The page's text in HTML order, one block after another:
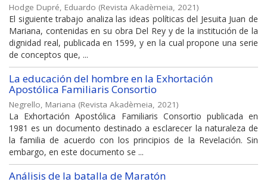
Hodge Dupré, Eduardo (Revista Akadèmeia, 2021)
El siguiente trabajo analiza las ideas políticas del Jesuita Juan de
Mariana, contenidas en su obra Del Rey y de la institución de la
dignidad real, publicada en 1599, y en la cual propone una serie
de conceptos que, ...
La educación del hombre en la Exhortación
Apostólica Familiaris Consortio
Negrello, Mariana (Revista Akadèmeia, 2021)
La Exhortación Apostólica Familiaris Consortio publicada en
1981 es un documento destinado a esclarecer la naturaleza de
la familia de acuerdo con los principios de la Revelación. Sin
embargo, en este documento se ...
Análisis de la batalla de Maratón